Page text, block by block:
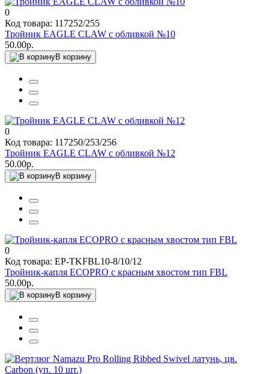
0
Код товара: 117252/255
Тройник EAGLE CLAW с обливкой №10
50.00р.
В корзину
0
Код товара: 117250/253/256
Тройник EAGLE CLAW с обливкой №12
50.00р.
В корзину
0
Код товара: EP-TKFBL10-8/10/12
Тройник-капля ECOPRO с красным хвостом тип FBL
50.00р.
В корзину